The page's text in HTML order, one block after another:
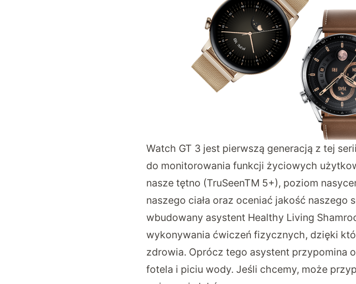
Watch GT 3 jest pierwszą generacją z tej
do monitorowania funkcji życiowych
nasze tętno (TruSeenTM 5+), poziom
naszego ciała oraz oceniać jakość naszego
wbudowany asystent Healthy Living
wykonywania ćwiczeń fizycznych, dzięki
zdrowia. Oprócz tego asystent przypomina
fotela i piciu wody. Jeśli chcemy, może